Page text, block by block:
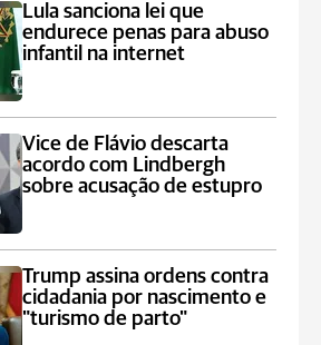
Lula sanciona lei que
endurece penas para abuso
infantil na internet
Vice de Flávio descarta
acordo com Lindbergh
sobre acusação de estupro
Trump assina ordens contra
cidadania por nascimento e
"turismo de parto"